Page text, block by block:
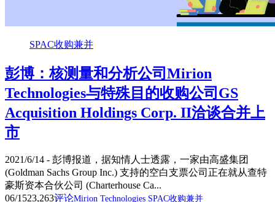
SPAC收购兼并
彭博：核测量和分析公司Mirion
Technologies与特殊目的收购公司GS
Acquisition Holdings Corp. II洽谈合并上
市
2021/6/14 - 彭博报道，据知情人士透露，一家由高盛集团
(Goldman Sachs Group Inc.) 支持的空白支票公司正在就从查特
豪斯资本合伙公司 (Charterhouse Ca...
06/1523,263评论Mirion Technologies SPAC收购兼并